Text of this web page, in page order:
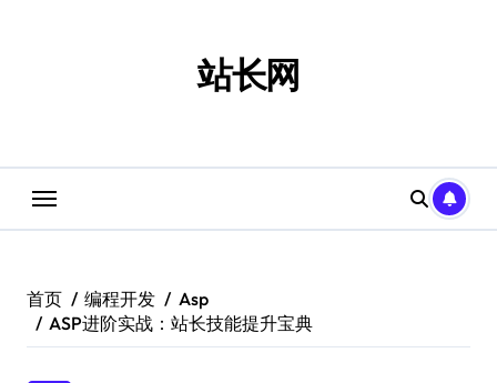
站长网
首页 编程开发
Asp
ASP进阶实战：站长技能提升宝典